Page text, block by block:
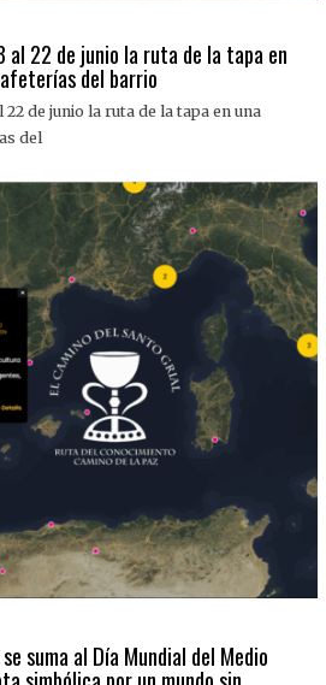
al 22 de junio la ruta de la tapa en
del barrio
de junio la ruta de la tapa en una
del
suma al Día Mundial del Medio